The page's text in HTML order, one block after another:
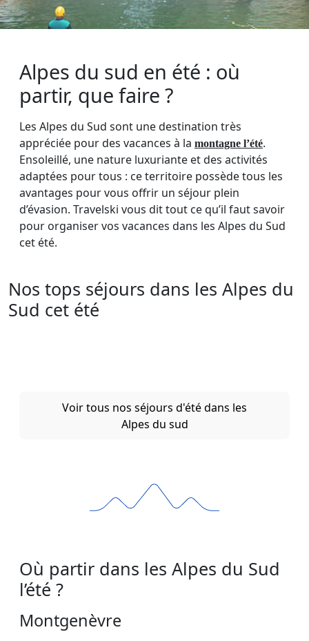
Alpes du sud en été : où
partir, que faire ?
Les Alpes du Sud sont une destination très
appréciée pour des vacances à la montagne l’été.
Ensoleillé, une nature luxuriante et des activités
adaptées pour tous : ce territoire possède tous les
avantages pour vous offrir un séjour plein
d’évasion. Travelski vous dit tout ce qu’il faut savoir
pour organiser vos vacances dans les Alpes du Sud
cet été.
Nos tops séjours dans les Alpes du
Sud cet été
Voir tous nos séjours d'été dans les
Alpes du sud
Où partir dans les Alpes du Sud
l’été ?
Montgenèvre